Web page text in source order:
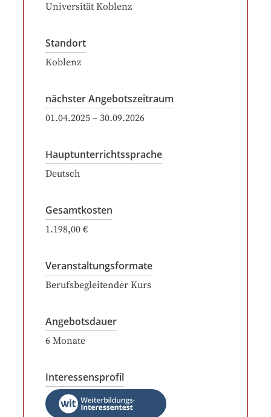
Universität Koblenz
Standort
Koblenz
nächster Angebotszeitraum
01.04.2025 – 30.09.2026
Hauptunterrichtssprache
Deutsch
Gesamtkosten
1.198,00 €
Veranstaltungsformate
Berufsbegleitender Kurs
Angebotsdauer
6 Monate
Interessensprofil